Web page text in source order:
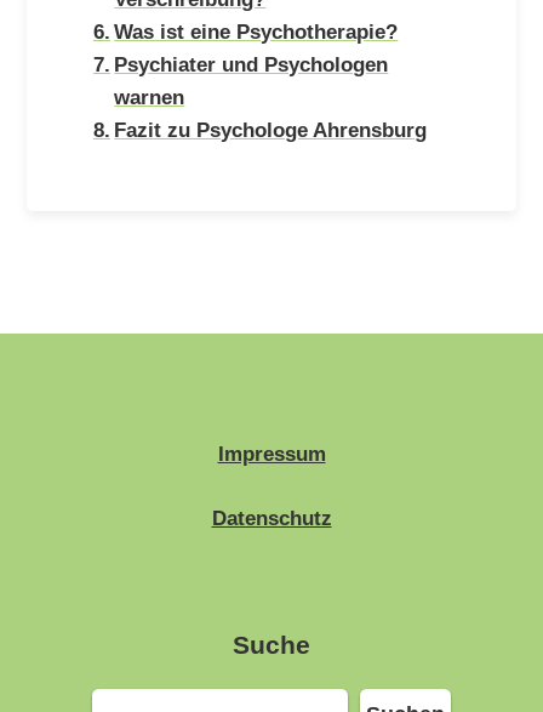
Was ist eine Psychotherapie?
Psychiater und Psychologen
warnen
Fazit zu Psychologe Ahrensburg
Impressum
Datenschutz
Suche
Suchen